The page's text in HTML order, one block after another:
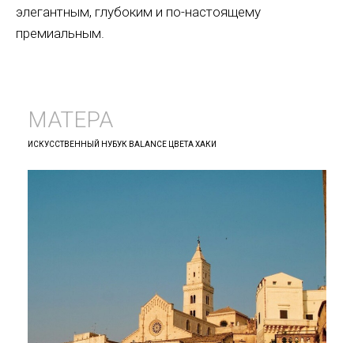
элегантным, глубоким и по-настоящему
премиальным.
МАТЕРА
ИСКУССТВЕННЫЙ НУБУК BALANCE ЦВЕТА ХАКИ